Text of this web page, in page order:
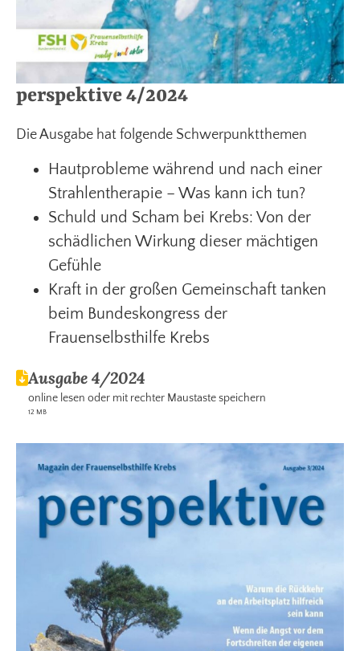
perspektive 4/2024
Die Ausgabe hat folgende Schwerpunktthemen
Hautprobleme während und nach einer
Strahlentherapie – Was kann ich tun?
Schuld und Scham bei Krebs: Von der
schädlichen Wirkung dieser mächtigen
Gefühle
Kraft in der großen Gemeinschaft tanken
beim Bundeskongress der
Frauenselbsthilfe Krebs
Ausgabe 4/2024
online lesen oder mit rechter Maustaste speichern
12 MB